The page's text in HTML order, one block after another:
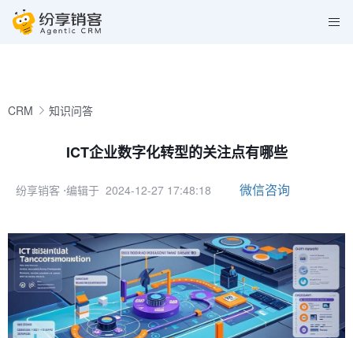
CRM 知识问答
ICT企业数字化转型的关注点有哪些
纷享销客 ⋅编辑于 2024-12-27 17:48:18 微信咨询